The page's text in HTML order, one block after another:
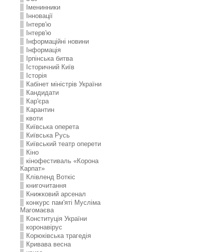
Іменинники
Інновації
Інтерв'ю
Інтерв'ю
Інформаційні новини
Інформація
Ірпінська битва
Історичний Київ
Історія
Кабінет міністрів України
Кандидати
Кар'єра
Карантин
квоти
Київська оперета
Київська Русь
Київський театр оперети
Кіно
кінофестиваль «Корона
Карпат»
Клівленд Воткіс
книгочитання
Книжковий арсенал
конкурс пам'яті Мусліма
Магомаєва
Конституція України
коронавірус
Корюківська трагедія
Кривава весна